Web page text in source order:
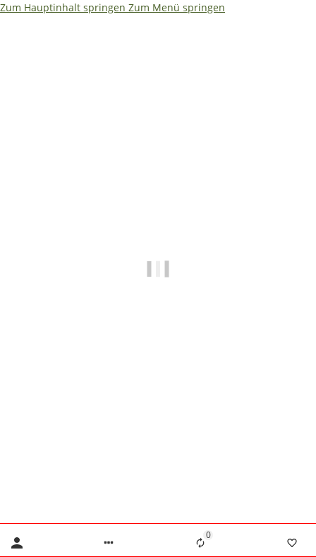
Zum Hauptinhalt springen Zum Menü springen
🔧 Technische Hilfe (Mo–Fr · 09:00–14:00
0